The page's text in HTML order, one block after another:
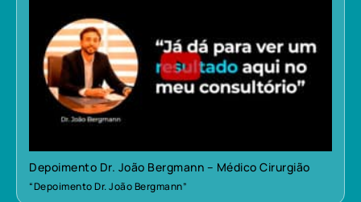
Depoimento Dr. João Bergmann – Médico Cirurgião
“Depoimento Dr. João Bergmann”